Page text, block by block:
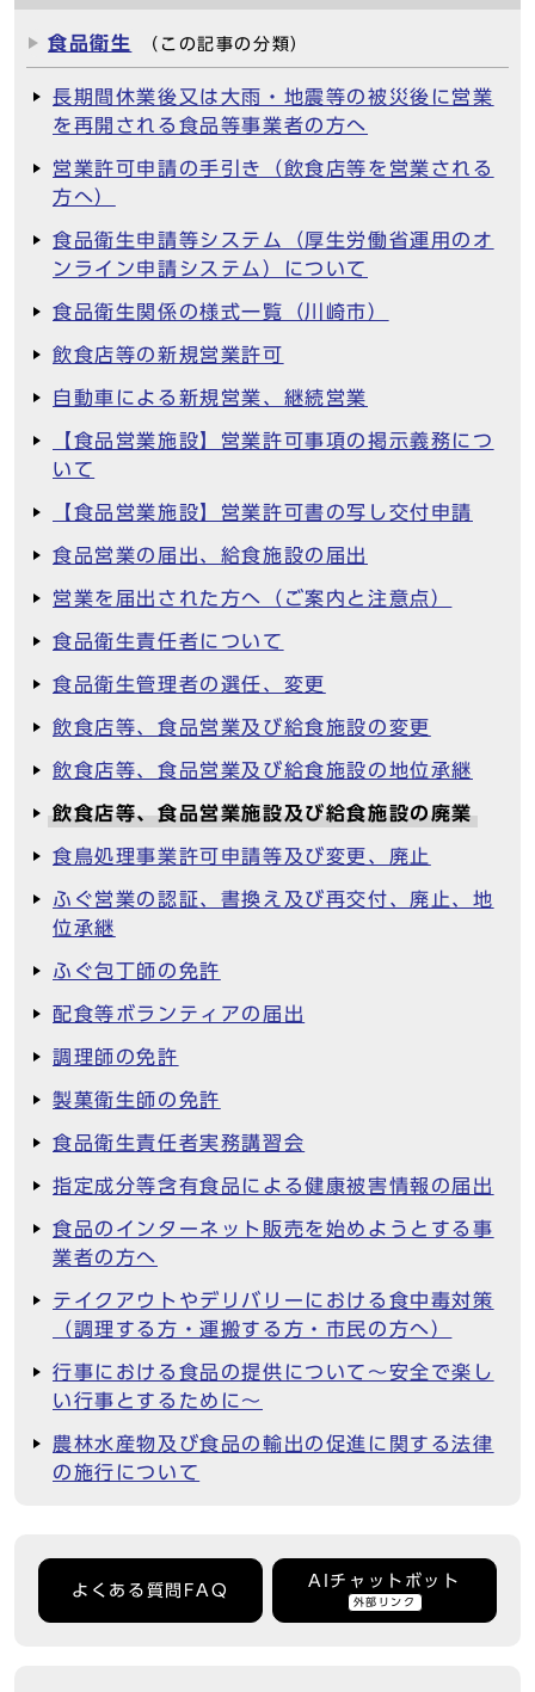
食品衛生 （この記事の分類）
長期間休業後又は大雨・地震等の被災後に営業
を再開される食品等事業者の方へ
営業許可申請の手引き（飲食店等を営業される
方へ）
食品衛生申請等システム（厚生労働省運用のオ
ンライン申請システム）について
食品衛生関係の様式一覧（川崎市）
飲食店等の新規営業許可
自動車による新規営業、継続営業
【食品営業施設】営業許可事項の掲示義務につ
いて
【食品営業施設】営業許可書の写し交付申請
食品営業の届出、給食施設の届出
営業を届出された方へ（ご案内と注意点）
食品衛生責任者について
食品衛生管理者の選任、変更
飲食店等、食品営業及び給食施設の変更
飲食店等、食品営業及び給食施設の地位承継
飲食店等、食品営業施設及び給食施設の廃業
食鳥処理事業許可申請等及び変更、廃止
ふぐ営業の認証、書換え及び再交付、廃止、地
位承継
ふぐ包丁師の免許
配食等ボランティアの届出
調理師の免許
製菓衛生師の免許
食品衛生責任者実務講習会
指定成分等含有食品による健康被害情報の届出
食品のインターネット販売を始めようとする事
業者の方へ
テイクアウトやデリバリーにおける食中毒対策
（調理する方・運搬する方・市民の方へ）
行事における食品の提供について～安全で楽し
い行事とするために～
農林水産物及び食品の輸出の促進に関する法律
の施行について
よくある質問FAQ
AIチャットボット
外部リンク